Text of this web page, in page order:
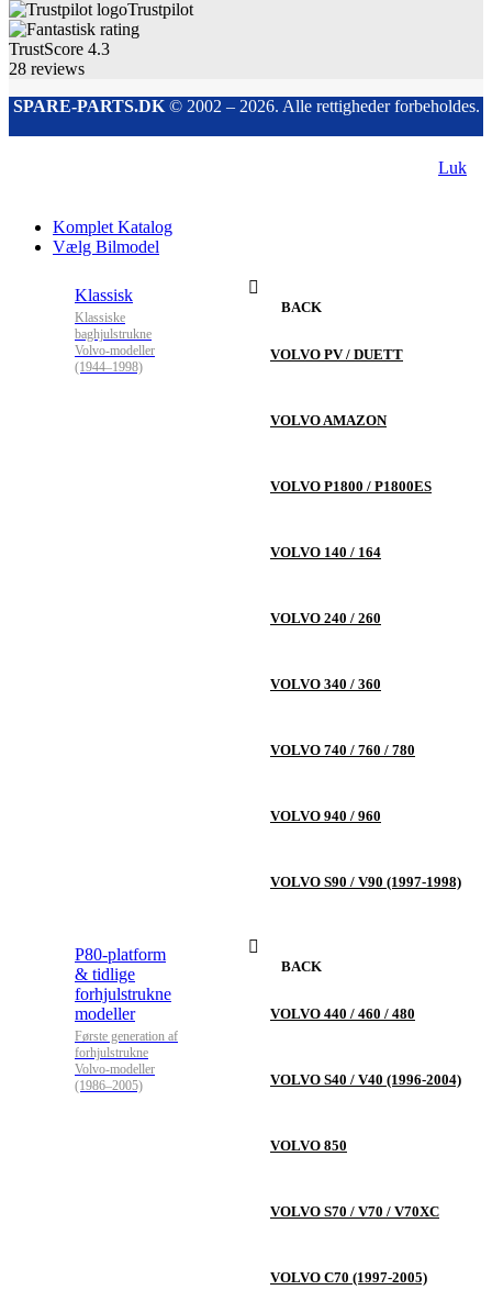
Trustpilot
TrustScore 4.3
28 reviews
SPARE-PARTS.DK© 2002 – 2026. Alle rettigheder forbeholdes.
Luk
Komplet Katalog
Vælg Bilmodel
Klassisk
Klassiske
baghjulstrukne
Volvo-modeller
(1944–1998)
BACK
VOLVO PV / DUETT
VOLVO AMAZON
VOLVO P1800 / P1800ES
VOLVO 140 / 164
VOLVO 240 / 260
VOLVO 340 / 360
VOLVO 740 / 760 / 780
VOLVO 940 / 960
VOLVO S90 / V90 (1997-1998)
P80-platform
& tidlige
forhjulstrukne
modeller
Første generation af
forhjulstrukne
Volvo-modeller
(1986–2005)
BACK
VOLVO 440 / 460 / 480
VOLVO S40 / V40 (1996-2004)
VOLVO 850
VOLVO S70 / V70 / V70XC
VOLVO C70 (1997-2005)